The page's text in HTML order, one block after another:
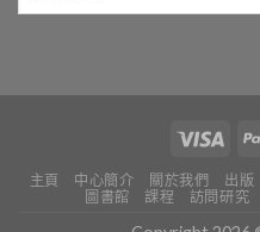
中
主頁 中心簡介 關於我們 出版
圖書館
課程 訪問研究